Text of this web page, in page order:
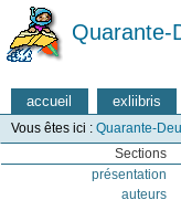
Quarante-
accueil exliibris
Vous êtes ici : Quarante-
Sections
présentation
auteurs